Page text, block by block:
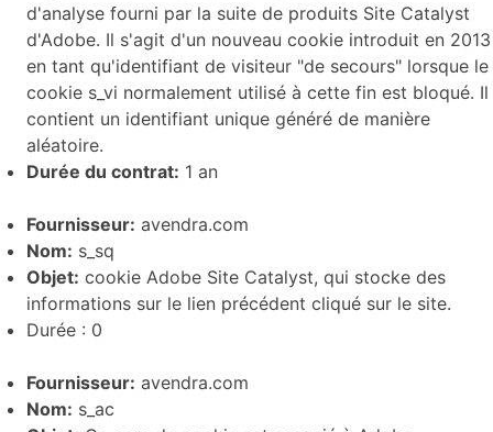
d'analyse fourni par la suite de produits Site Catalyst
d'Adobe. Il s'agit d'un nouveau cookie introduit en 2013
en tant qu'identifiant de visiteur "de secours" lorsque le
cookie s_vi normalement utilisé à cette fin est bloqué. Il
contient un identifiant unique généré de manière
aléatoire.
Durée du contrat: 1 an
Fournisseur: avendra.com
Nom: s_sq
Objet: cookie Adobe Site Catalyst, qui stocke des
informations sur le lien précédent cliqué sur le site.
Durée : 0
Fournisseur: avendra.com
Nom: s_ac